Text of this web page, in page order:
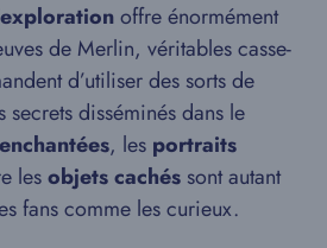
offre énormément
de Merlin, véritables casse-
d’utiliser des sorts de
secrets disséminés dans le
, les portraits
lesobjets cachés sont autant
fans comme les curieux.